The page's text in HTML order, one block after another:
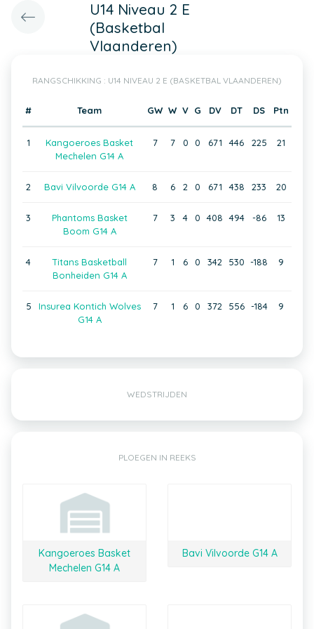
U14 Niveau 2 E
(Basketbal
Vlaanderen)
RANGSCHIKKING : U14 NIVEAU 2 E (BASKETBAL VLAANDEREN)
# Team GW W V G DV DT DS Ptn
1
Kangoeroes Basket
Mechelen G14 A
7 7 0 0 671 446 225 21
2 Bavi Vilvoorde G14 A 8 6 2 0 671 438 233 20
3
Phantoms Basket
Boom G14 A
7 3 4 0 408 494 -86 13
4
Titans Basketball
Bonheiden G14 A
7 1 6 0 342 530 -188 9
5
Insurea Kontich Wolves
G14 A
7 1 6 0 372 556 -184 9
WEDSTRIJDEN
PLOEGEN IN REEKS
Kangoeroes Basket
Mechelen G14 A
Bavi Vilvoorde G14 A